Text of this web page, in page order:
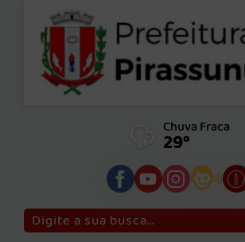
Chuva Fraca
29°
Pesquisar: